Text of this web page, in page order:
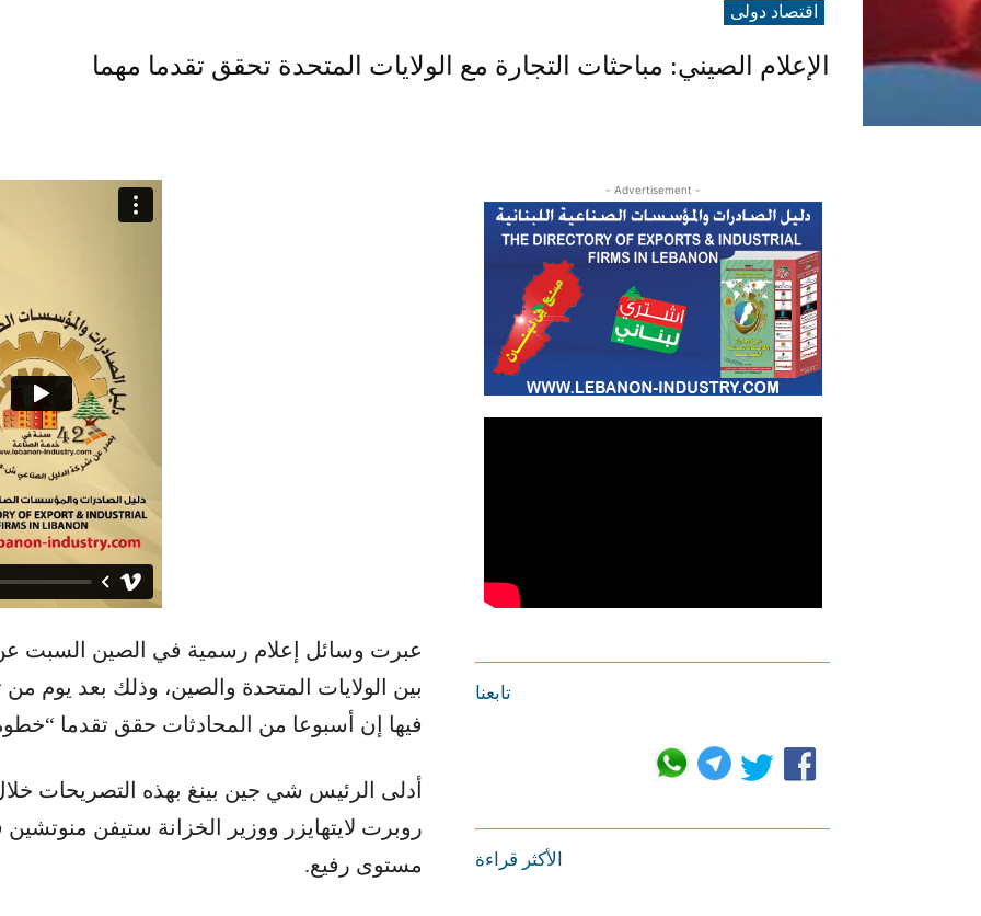
اقتصاد دولی
الإعلام الصيني: مباحثات التجارة مع الولايات المتحدة تحقق تقدما مهما
عبرت وسائل إعلام رسمية في الصين السبت عن
بين الولايات المتحدة والصين، وذلك بعد
فيها إن أسبوعا من المحادثات حقق تقدما
أدلى الرئيس شي جين بينغ بهذه التصريحات
روبرت لايتهايزر ووزير الخزانة ستيفن
مستوى رفيع.
- Advertisement -
تابعنا
الأكثر قراءة